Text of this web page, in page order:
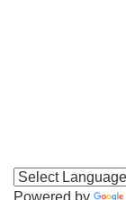
Powered by